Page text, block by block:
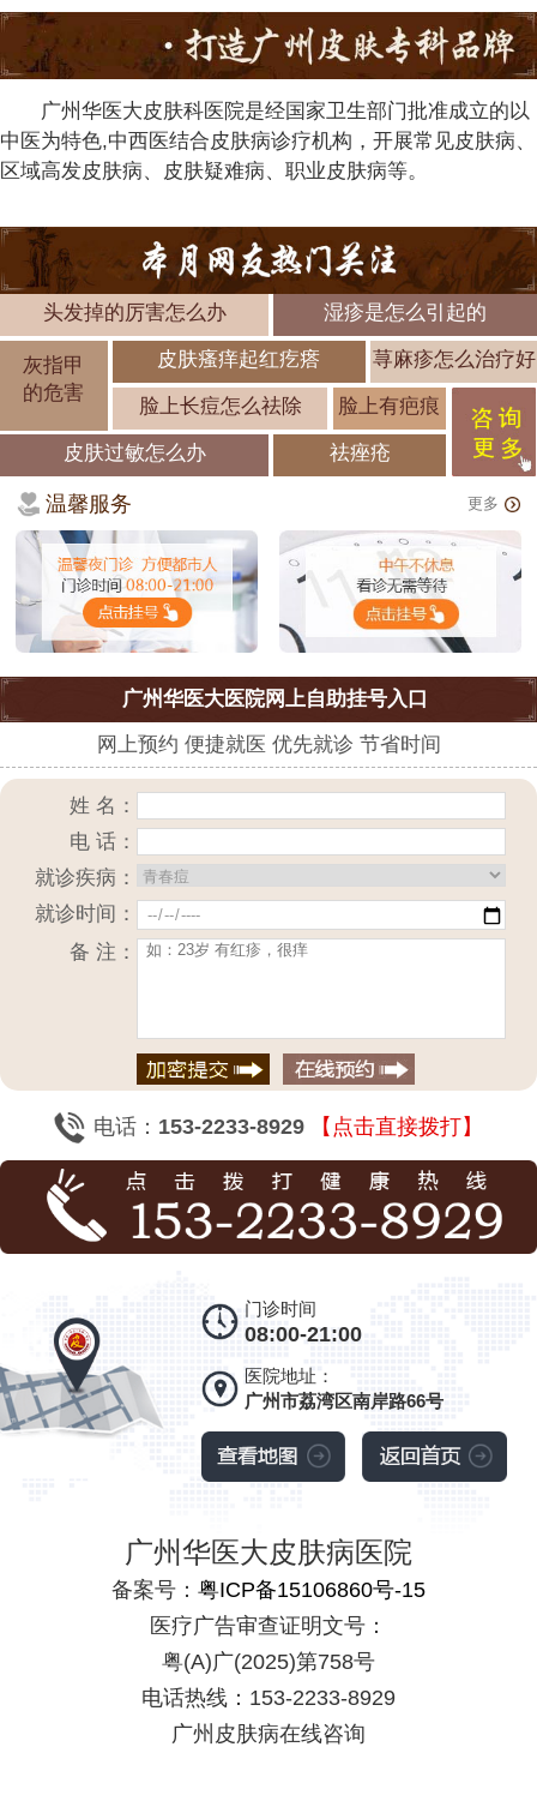
广州华医大皮肤科医院是经国家卫生部门批准成立的以
中医为特色,中西医结合皮肤病诊疗机构，开展常见皮肤病、
区域高发皮肤病、皮肤疑难病、职业皮肤病等。
头发掉的厉害怎么办 湿疹是怎么引起的
灰指甲
的危害
皮肤瘙痒起红疙瘩 荨麻疹怎么治疗好
脸上长痘怎么祛除 脸上有疤痕
皮肤过敏怎么办 祛痤疮
温馨服务 更多
广州华医大医院网上自助挂号入口
网上预约 便捷就医 优先就诊 节省时间
姓 名：
电 话：
就诊疾病：
就诊时间：
备 注：
电话： 153-2233-8929 【点击直接拨打】
门诊时间
08:00-21:00
医院地址：
广州市荔湾区南岸路66号
广州华医大皮肤病医院
备案号： 粤ICP备15106860号-15
医疗广告审查证明文号：
粤(A)广(2025)第758号
电话热线：153-2233-8929
广州皮肤病在线咨询